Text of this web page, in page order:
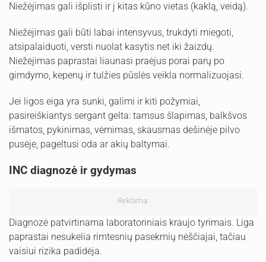
Niežėjimas gali išplisti ir į kitas kūno vietas (kaklą, veidą).
Niežėjimas gali būti labai intensyvus, trukdyti miegoti,
atsipalaiduoti, versti nuolat kasytis net iki žaizdų.
Niežėjimas paprastai liaunasi praėjus porai parų po
gimdymo, kepenų ir tulžies pūslės veikla normalizuojasi.
Jei ligos eiga yra sunki, galimi ir kiti požymiai,
pasireiškiantys sergant gelta: tamsus šlapimas, balkšvos
išmatos, pykinimas, vėmimas, skausmas dešinėje pilvo
pusėje, pageltusi oda ar akių baltymai.
INC diagnozė ir gydymas
Reklama:
Diagnozė patvirtinama laboratoriniais kraujo tyrimais. Liga
paprastai nesukelia rimtesnių pasekmių nėščiajai, tačiau
vaisiui rizika padidėja.